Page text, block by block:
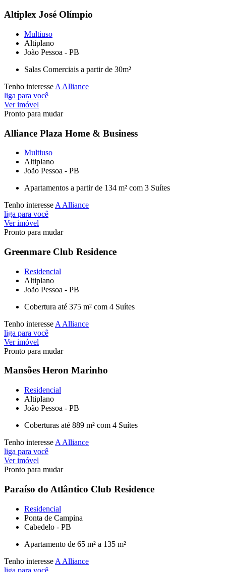
Altiplex José Olímpio
Multiuso
Altiplano
João Pessoa - PB
Salas Comerciais a partir de 30m²
Tenho interesse A Alliance
liga para você
Ver imóvel
Pronto para mudar
Alliance Plaza Home & Business
Multiuso
Altiplano
João Pessoa - PB
Apartamentos a partir de 134 m² com 3 Suítes
Tenho interesse A Alliance
liga para você
Ver imóvel
Pronto para mudar
Greenmare Club Residence
Residencial
Altiplano
João Pessoa - PB
Cobertura até 375 m² com 4 Suítes
Tenho interesse A Alliance
liga para você
Ver imóvel
Pronto para mudar
Mansões Heron Marinho
Residencial
Altiplano
João Pessoa - PB
Coberturas até 889 m² com 4 Suítes
Tenho interesse A Alliance
liga para você
Ver imóvel
Pronto para mudar
Paraíso do Atlântico Club Residence
Residencial
Ponta de Campina
Cabedelo - PB
Apartamento de 65 m² a 135 m²
Tenho interesse A Alliance
liga para você